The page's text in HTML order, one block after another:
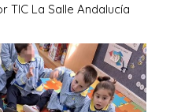
TIC La Salle Andalucía